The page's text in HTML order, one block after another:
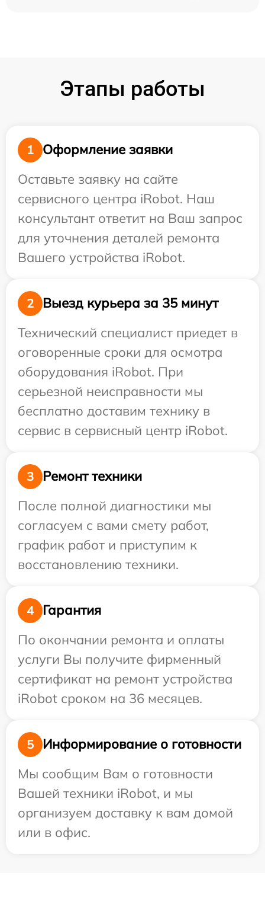
Этапы работы
1
Оформление заявки
Оставьте заявку на сайте
сервисного центра iRobot. Наш
консультант ответит на Ваш запрос
для уточнения деталей ремонта
Вашего устройства iRobot.
2
Выезд курьера за 35 минут
Технический специалист приедет в
оговоренные сроки для осмотра
оборудования iRobot. При
серьезной неисправности мы
бесплатно доставим технику в
сервис в сервисный центр iRobot.
3
Ремонт техники
После полной диагностики мы
согласуем с вами смету работ,
график работ и приступим к
восстановлению техники.
4
Гарантия
По окончании ремонта и оплаты
услуги Вы получите фирменный
сертификат на ремонт устройства
iRobot сроком на 36 месяцев.
5
Информирование о готовности
Мы сообщим Вам о готовности
Вашей техники iRobot, и мы
организуем доставку к вам домой
или в офис.